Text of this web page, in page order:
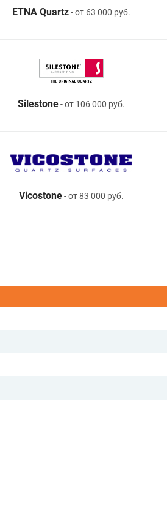
ETNA Quartz- от 63 000 руб.
Silestone- от 106 000 руб.
Vicostone- от 83 000 руб.